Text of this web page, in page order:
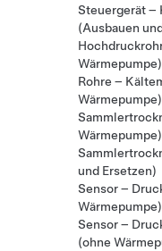
Steuergerät –
(Ausbauen
Rohre –
und Ersetzen)
Sensor –
Sensor –
(ohne